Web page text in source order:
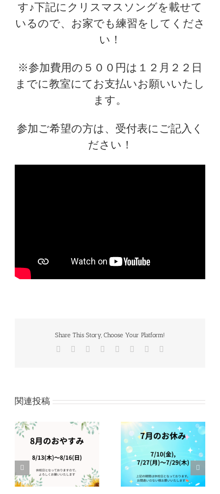
す♪下記にクリスマスソングを載せて
いるので、お家でも練習をしてくださ
い！
※参加費用の５００円は１２月２２日
までに教室にてお支払いお願いいたし
ます。
参加ご希望の方は、受付表にご記入く
ださい！
Share This Story, Choose Your Platform!
Facebook
TwitterReddit LinkedIn
TumblrPinterest
関連投稿